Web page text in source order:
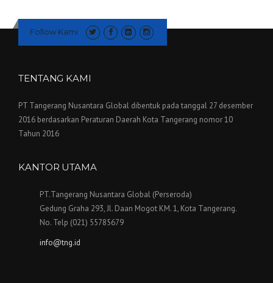
Follow Kami
TENTANG KAMI
PT Tangerang Nusantara Global dibentuk pada tanggal 27 desember
2016 berdasarkan Peraturan Daerah Kota Tangerang nomor 10
Tahun 2016
KANTOR UTAMA
PT.Tangerang Nusantara Global (Perseroda)
Gedung Graha 293, Jl. Daan Mogot KM. 1, Kota Tangerang.
No. Telp (021) 55785679
info@tng.id